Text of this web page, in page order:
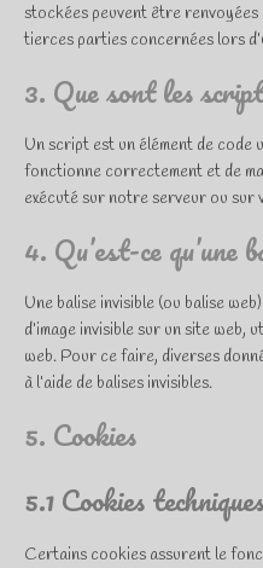
stockées peuvent être renvoyées
tierces parties concernées lors
3. Que sont les
Un script est un élément de
fonctionne correctement et de
exécuté sur notre serveur ou sur
4. Qu’est-ce qu’une
Une balise invisible (ou balise
d’image invisible sur un site
web. Pour ce faire, diverses
à l’aide de balises invisibles.
5. Cookies
5.1 Cookies
Certains cookies assurent le